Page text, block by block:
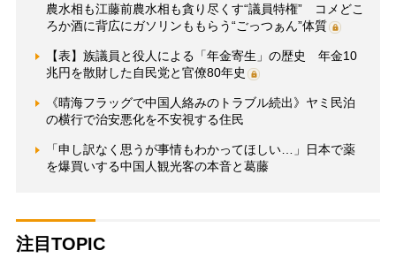
農水相も江藤前農水相も貪り尽くす“議員特権” コメどこ
ろか酒に背広にガソリンももらう“ごっつぁん”体質
【表】族議員と役人による「年金寄生」の歴史 年金10
兆円を散財した自民党と官僚80年史
《晴海フラッグで中国人絡みのトラブル続出》ヤミ民泊
の横行で治安悪化を不安視する住民
「申し訳なく思うが事情もわかってほしい…」日本で薬
を爆買いする中国人観光客の本音と葛藤
注目TOPIC